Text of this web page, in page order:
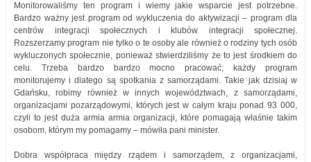
Monitorowaliśmy ten program i wiemy jakie wsparcie jest potrzebne.
Bardzo ważny jest program od wykluczenia do aktywizacji – program dla
centrów integracji społecznych i klubów integracji społecznej.
Rozszerzamy program nie tylko o te osoby ale również o rodziny tych osób
wykluczonych społecznie, ponieważ stwierdziliśmy że to jest środkiem do
celu. Trzeba bardzo bardzo mocno pracować; każdy program
monitorujemy i dlatego są spotkania z samorządami. Takie jak dzisiaj w
Gdańsku, robimy również w innych województwach, z samorządami,
organizacjami pozarządowymi, których jest w całym kraju ponad 93 000,
czyli to jest duża armia armia organizacji, które pomagają właśnie takim
osobom, którym my pomagamy – mówiła pani minister.
Dobra współpraca między rządem i samorządem, z organizacjami,